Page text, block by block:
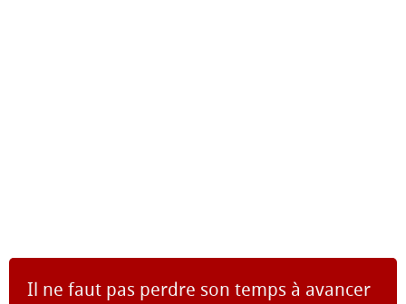
Il ne faut pas perdre son temps à avancer